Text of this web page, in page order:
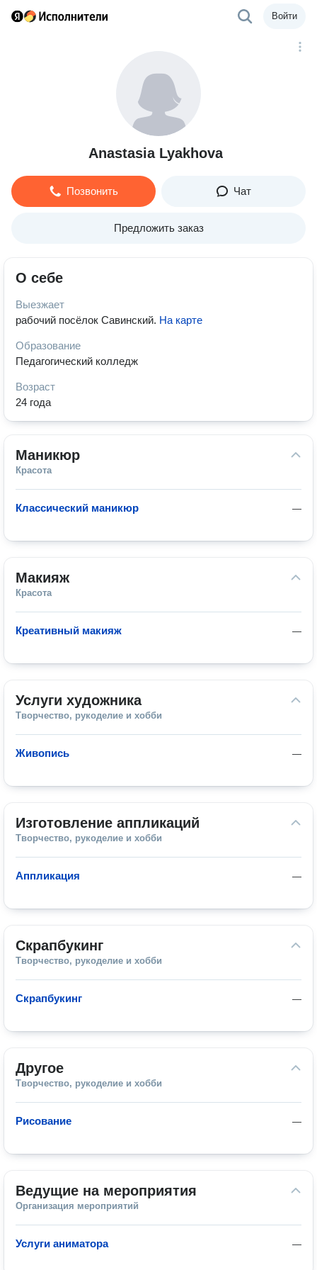
Войти
Anastasia Lyakhova
Позвонить Чат
Предложить заказ
О себе
Выезжает
рабочий посёлок Савинский. На карте
Образование
Педагогический колледж
Возраст
24 года
Маникюр
Красота
—
Классический маникюр
Макияж
Красота
—
Креативный макияж
Услуги художника
Творчество, рукоделие и хобби
—
Живопись
Изготовление аппликаций
Творчество, рукоделие и хобби
—
Аппликация
Скрапбукинг
Творчество, рукоделие и хобби
—
Скрапбукинг
Другое
Творчество, рукоделие и хобби
—
Рисование
Ведущие на мероприятия
Организация мероприятий
—
Услуги аниматора